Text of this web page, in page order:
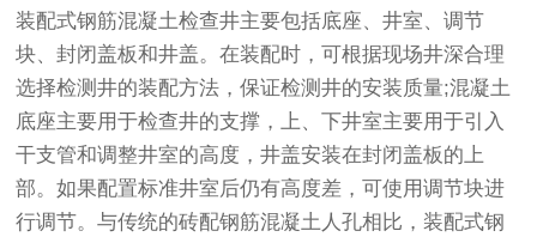
装配式钢筋混凝土检查井主要包括底座、井室、调节
块、封闭盖板和井盖。在装配时，可根据现场井深合理
选择检测井的装配方法，保证检测井的安装质量;混凝土
底座主要用于检查井的支撑，上、下井室主要用于引入
干支管和调整井室的高度，井盖安装在封闭盖板的上
部。如果配置标准井室后仍有高度差，可使用调节块进
行调节。与传统的砖配钢筋混凝土人孔相比，装配式钢